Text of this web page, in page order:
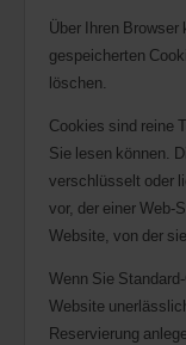
Über Ihren
gespeicherten
löschen.
Cookies sind reine
Sie lesen können.
verschlüsselt oder
vor, der einer Web-
Website, von der
Wenn Sie
Website
Reservierung